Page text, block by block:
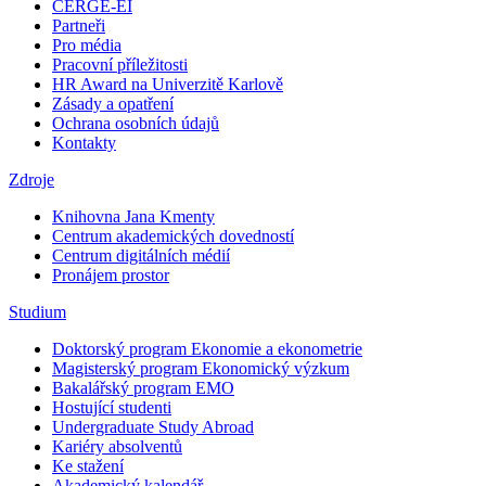
CERGE-EI
Partneři
Pro média
Pracovní příležitosti
HR Award na Univerzitě Karlově
Zásady a opatření
Ochrana osobních údajů
Kontakty
Zdroje
Knihovna Jana Kmenty
Centrum akademických dovedností
Centrum digitálních médií
Pronájem prostor
Studium
Doktorský program Ekonomie a ekonometrie
Magisterský program Ekonomický výzkum
Bakalářský program EMO
Hostující studenti
Undergraduate Study Abroad
Kariéry absolventů
Ke stažení